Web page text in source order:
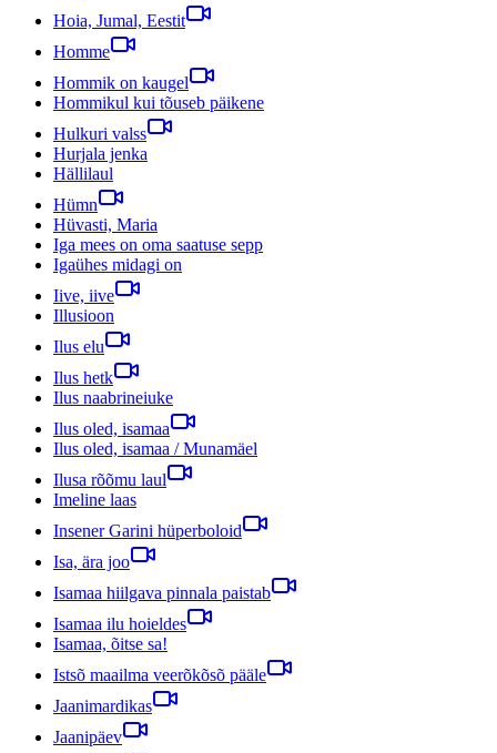
Hoia, Jumal, Eestit
Homme
Hommik on kaugel
Hommikul kui tõuseb päikene
Hulkuri valss
Hurjala jenka
Hällilaul
Hümn
Hüvasti, Maria
Iga mees on oma saatuse sepp
Igaühes midagi on
Iive, iive
Illusioon
Ilus elu
Ilus hetk
Ilus naabrineiuke
Ilus oled, isamaa
Ilus oled, isamaa / Munamäel
Ilusa rõõmu laul
Imeline laas
Insener Garini hüperboloid
Isa, ära joo
Isamaa hiilgava pinnala paistab
Isamaa ilu hoieldes
Isamaa, õitse sa!
Istsõ maailma veerõkõsõ pääle
Jaanimardikas
Jaanipäev